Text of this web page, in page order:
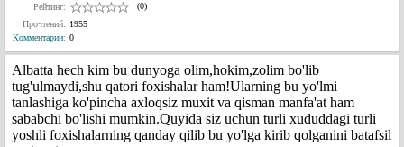
Рейтинг:
(0)
Прочтений: 1955
Комментарии: 0
Albatta hech kim bu dunyoga olim,hokim,zolim bo'lib
tug'ulmaydi,shu qatori foxishalar ham!Ularning bu yo'lmi
tanlashiga ko'pincha axloqsiz muxit va qisman manfa'at ham
sababchi bo'lishi mumkin.Quyida siz uchun turli xududdagi turli
yoshli foxishalarning qanday qilib bu yo'lga kirib qolganini batafsil